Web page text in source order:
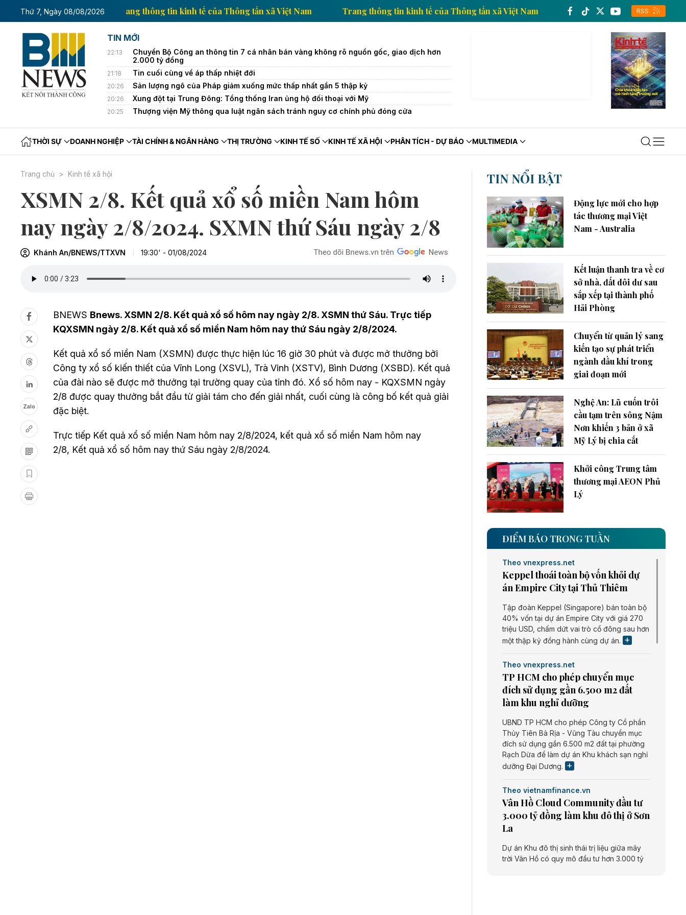
Thứ 7, Ngày 08/08/2026
của Thông tấn xã Việt Nam Trang thông tin kinh tế của Thông tấn xã Việt Nam Trang thông tin kinh tế của Thông tấn xã Việt Nam Trang thông tin kinh
RSS
TIN MỚI
22:13
Chuyển Bộ Công an thông tin 7 cá nhân bán vàng không rõ nguồn gốc, giao dịch hơn
2.000 tỷ đồng
21:18 Tin cuối cùng về áp thấp nhiệt đới
20:26 Sản lượng ngô của Pháp giảm xuống mức thấp nhất gần 5 thập kỷ
20:26 Xung đột tại Trung Đông: Tổng thống Iran ủng hộ đối thoại với Mỹ
20:25 Thượng viện Mỹ thông qua luật ngân sách tránh nguy cơ chính phủ đóng cửa
THỜI SỰ DOANH NGHIỆP TÀI CHÍNH & NGÂN HÀNG THỊ TRƯỜNG KINH TẾ SỐ KINH TẾ XÃ HỘI PHÂN TÍCH - DỰ BÁO MULTIMEDIA
Trang chủ Kinh tế xã hội
XSMN 2/8. Kết quả xổ số miền Nam hôm
nay ngày 2/8/2024. SXMN thứ Sáu ngày 2/8
Khánh An/BNEWS/TTXVN 19:30' - 01/08/2024
Zalo
BNEWS Bnews. XSMN 2/8. Kết quả xổ số hôm nay ngày 2/8. XSMN thứ Sáu. Trực tiếp
KQXSMN ngày 2/8. Kết quả xổ số miền Nam hôm nay thứ Sáu ngày 2/8/2024.
Kết quả xổ số miền Nam (XSMN) được thực hiện lúc 16 giờ 30 phút và được mở thưởng bởi
Công ty xổ số kiến thiết của Vĩnh Long (XSVL), Trà Vinh (XSTV), Bình Dương (XSBD). Kết quả
của đài nào sẽ được mở thưởng tại trường quay của tỉnh đó. Xổ số hôm nay - KQXSMN ngày
2/8 được quay thưởng bắt đầu từ giải tám cho đến giải nhất, cuối cùng là công bố kết quả giải
đặc biệt.
Trực tiếp Kết quả xổ số miền Nam hôm nay 2/8/2024, kết quả xổ số miền Nam hôm nay
2/8, Kết quả xổ số hôm nay thứ Sáu ngày 2/8/2024.
TIN NỔI BẬT
Động lực mới cho hợp
tác thương mại Việt
Nam - Australia
Kết luận thanh tra về cơ
sở nhà, đất dôi dư sau
sắp xếp tại thành phố
Hải Phòng
Chuyển từ quản lý sang
kiến tạo sự phát triển
ngành dầu khí trong
giai đoạn mới
Nghệ An: Lũ cuốn trôi
cầu tạm trên sông Nậm
Nơn khiến 3 bản ở xã
Mỹ Lý bị chia cắt
Khởi công Trung tâm
thương mại AEON Phủ
Lý
ĐIỂM BÁO TRONG TUẦN
Theo vnexpress.net
Keppel thoái toàn bộ vốn khỏi dự
án Empire City tại Thủ Thiêm
Tập đoàn Keppel (Singapore) bán toàn bộ
40% vốn tại dự án Empire City với giá 270
triệu USD, chấm dứt vai trò cổ đông sau hơn
một thập kỷ đồng hành cùng dự án.
Theo vnexpress.net
TP HCM cho phép chuyển mục
đích sử dụng gần 6.500 m2 đất
làm khu nghỉ dưỡng
UBND TP HCM cho phép Công ty Cổ phần
Thủy Tiên Bà Rịa - Vũng Tàu chuyển mục
đích sử dụng gần 6.500 m2 đất tại phường
Rạch Dừa để làm dự án Khu khách sạn nghỉ
dưỡng Đại Dương.
Theo vietnamfinance.vn
Vân Hồ Cloud Community đầu tư
3.000 tỷ đồng làm khu đô thị ở Sơn
La
Dự án Khu đô thị sinh thái trị liệu giữa mây
trời Vân Hồ có quy mô đầu tư hơn 3.000 tỷ